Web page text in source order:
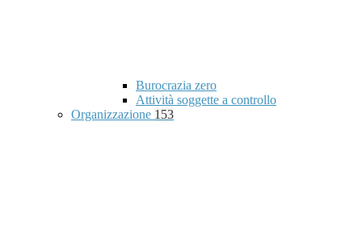
Burocrazia zero
Attività soggette a controllo
Organizzazione 153